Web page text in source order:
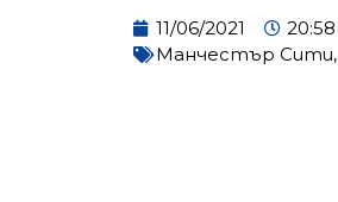
11/06/2021
20:58
Манчестър Сити,